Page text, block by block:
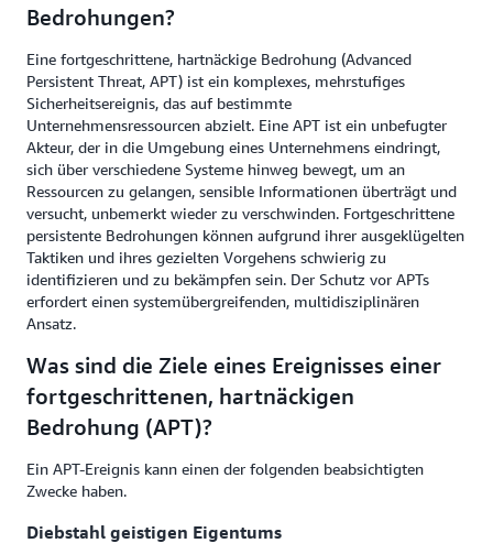
Bedrohungen?
Eine fortgeschrittene, hartnäckige Bedrohung (Advanced
Persistent Threat, APT) ist ein komplexes, mehrstufiges
Sicherheitsereignis, das auf bestimmte
Unternehmensressourcen abzielt. Eine APT ist ein unbefugter
Akteur, der in die Umgebung eines Unternehmens eindringt,
sich über verschiedene Systeme hinweg bewegt, um an
Ressourcen zu gelangen, sensible Informationen überträgt und
versucht, unbemerkt wieder zu verschwinden. Fortgeschrittene
persistente Bedrohungen können aufgrund ihrer ausgeklügelten
Taktiken und ihres gezielten Vorgehens schwierig zu
identifizieren und zu bekämpfen sein. Der Schutz vor APTs
erfordert einen systemübergreifenden, multidisziplinären
Ansatz.
Was sind die Ziele eines Ereignisses einer
fortgeschrittenen, hartnäckigen
Bedrohung (APT)?
Ein APT-Ereignis kann einen der folgenden beabsichtigten
Zwecke haben.
Diebstahl geistigen Eigentums